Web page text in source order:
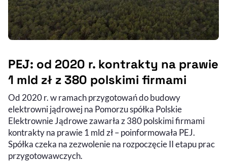
PEJ: od 2020 r. kontrakty na prawie
1 mld zł z 380 polskimi firmami
Od 2020 r. w ramach przygotowań do budowy
elektrowni jądrowej na Pomorzu spółka Polskie
Elektrownie Jądrowe zawarła z 380 polskimi firmami
kontrakty na prawie 1 mld zł – poinformowała PEJ.
Spółka czeka na zezwolenie na rozpoczęcie II etapu prac
przygotowawczych.